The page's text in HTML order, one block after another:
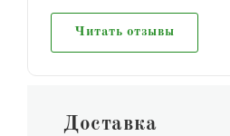
Читать отзывы
Доставка